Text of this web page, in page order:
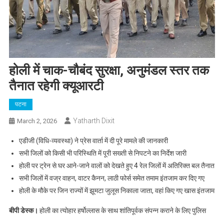
होली में चाक-चौबंद सुरक्षा, अनुमंडल स्तर तक
तैनात रहेगी क्यूआरटी
पटना
March 2, 2026 Yatharth Dixit
एडीजी (विधि-व्यवस्था) ने प्रेस वार्ता में दी पूरे मामले की जानकारी
सभी जिलों को किसी भी परिस्थिति में पूरी सख्ती से निपटने का निर्देश जारी
होली पर ट्रेन से घर आने-जाने वालों को देखते हुए 4 रेल जिलों में अतिरिक्त बल तैनात
सभी जिलों में वज्र वाहन, वाटर कैनन, लाठी फोर्स समेत तमाम इंतजाम कर दिए गए
होली के मौके पर जिन राज्यों में झूमटा जुलूस निकाला जाता, वहां किए गए खास इंतजाम
बीपी डेस्क। होली का त्योहार हर्षोल्लास के साथ शांतिपूर्वक संपन्न कराने के लिए पुलिस